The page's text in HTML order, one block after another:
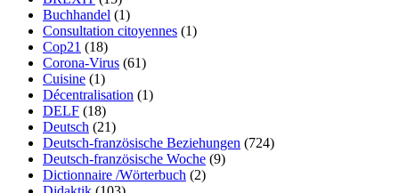
Buchhandel (1)
Consultation citoyennes (1)
Cop21 (18)
Corona-Virus (61)
Cuisine (1)
Décentralisation (1)
DELF (18)
Deutsch (21)
Deutsch-französische Beziehungen (724)
Deutsch-französische Woche (9)
Dictionnaire /Wörterbuch (2)